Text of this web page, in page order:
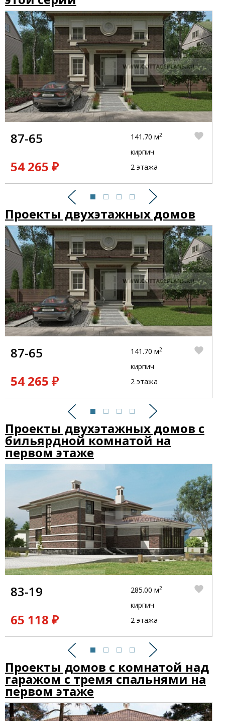
Предыдущий Следующий
87-65
54 265 ₽
141.70 м2
кирпич
2 этажа
Проекты двухэтажных домов
Предыдущий Следующий
87-65
54 265 ₽
141.70 м2
кирпич
2 этажа
Проекты двухэтажных домов с
бильярдной комнатой на
первом этаже
Предыдущий Следующий
83-19
65 118 ₽
285.00 м2
кирпич
2 этажа
Проекты домов с комнатой над
гаражом с тремя спальнями на
первом этаже